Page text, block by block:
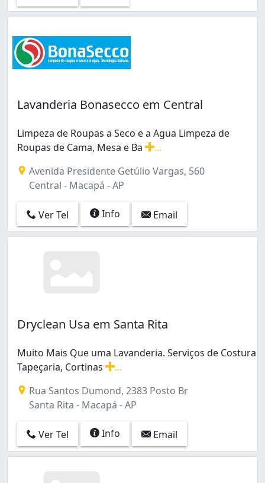
Lavanderia Bonasecco em Central
Limpeza de Roupas a Seco e a Agua Limpeza de
Roupas de Cama, Mesa e Ba
Avenida Presidente Getúlio Vargas, 560
Central - Macapá - AP
Ver Tel Info Email
Dryclean Usa em Santa Rita
Muito Mais Que uma Lavanderia. Serviços de Costura
Tapeçaria, Cortinas
Rua Santos Dumond, 2383 Posto Br
Santa Rita - Macapá - AP
Ver Tel Info Email